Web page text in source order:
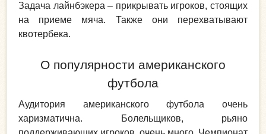
Задача лайнбэкера – прикрывать игроков, стоящих
на приеме мяча. Также они перехватывают
квотербека.
О популярности американского
футбола
Аудитория американского футбола очень
харизматична. Болельщиков, рьяно